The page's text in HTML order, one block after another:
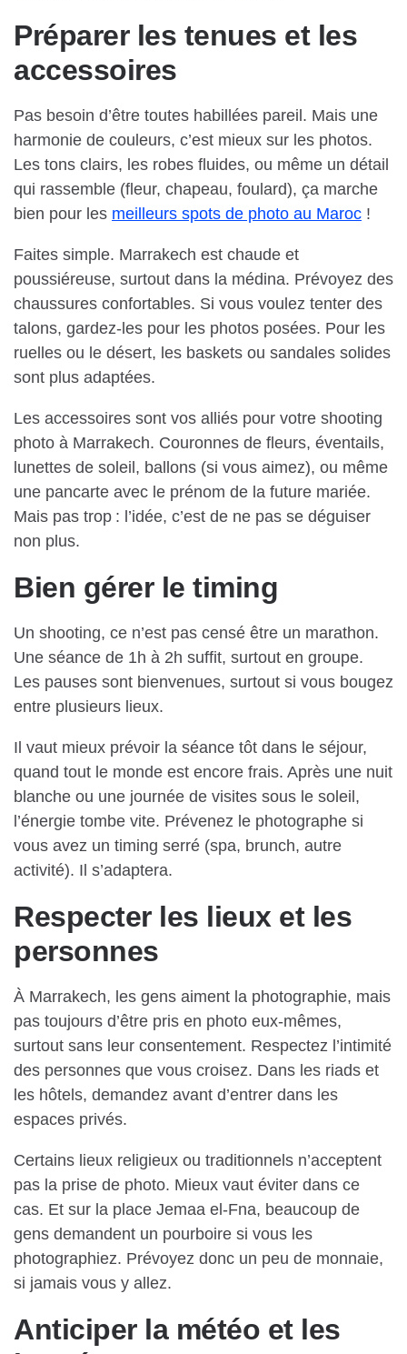
Préparer les tenues et les
accessoires
Pas besoin d’être toutes habillées pareil. Mais une
harmonie de couleurs, c’est mieux sur les photos.
Les tons clairs, les robes fluides, ou même un détail
qui rassemble (fleur, chapeau, foulard), ça marche
bien pour les meilleurs spots de photo au Maroc !
Faites simple. Marrakech est chaude et
poussiéreuse, surtout dans la médina. Prévoyez des
chaussures confortables. Si vous voulez tenter des
talons, gardez-les pour les photos posées. Pour les
ruelles ou le désert, les baskets ou sandales solides
sont plus adaptées.
Les accessoires sont vos alliés pour votre shooting
photo à Marrakech. Couronnes de fleurs, éventails,
lunettes de soleil, ballons (si vous aimez), ou même
une pancarte avec le prénom de la future mariée.
Mais pas trop : l’idée, c’est de ne pas se déguiser
non plus.
Bien gérer le timing
Un shooting, ce n’est pas censé être un marathon.
Une séance de 1h à 2h suffit, surtout en groupe.
Les pauses sont bienvenues, surtout si vous bougez
entre plusieurs lieux.
Il vaut mieux prévoir la séance tôt dans le séjour,
quand tout le monde est encore frais. Après une nuit
blanche ou une journée de visites sous le soleil,
l’énergie tombe vite. Prévenez le photographe si
vous avez un timing serré (spa, brunch, autre
activité). Il s’adaptera.
Respecter les lieux et les
personnes
À Marrakech, les gens aiment la photographie, mais
pas toujours d’être pris en photo eux-mêmes,
surtout sans leur consentement. Respectez l’intimité
des personnes que vous croisez. Dans les riads et
les hôtels, demandez avant d’entrer dans les
espaces privés.
Certains lieux religieux ou traditionnels n’acceptent
pas la prise de photo. Mieux vaut éviter dans ce
cas. Et sur la place Jemaa el-Fna, beaucoup de
gens demandent un pourboire si vous les
photographiez. Prévoyez donc un peu de monnaie,
si jamais vous y allez.
Anticiper la météo et les